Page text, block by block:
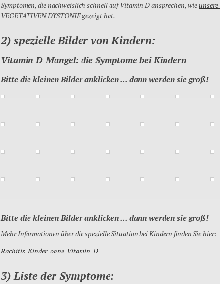
Symptomen, die nachweislich schnell auf Vitamin D ansprechen, wieunsere
VEGETATIVEN DYSTONIE gezeigt hat.
2) spezielle Bilder von Kindern:
Vitamin D-Mangel: die Symptome bei Kindern
Bitte die kleinen Bilder anklicken ... dann werden sie groß!
Bitte die kleinen Bilder anklicken ... dann werden sie groß!
Mehr Informationen über die spezielle Situation bei Kindern finden Sie hier:
Rachitis-Kinder-ohne-Vitamin-D
3) Liste der Symptome: